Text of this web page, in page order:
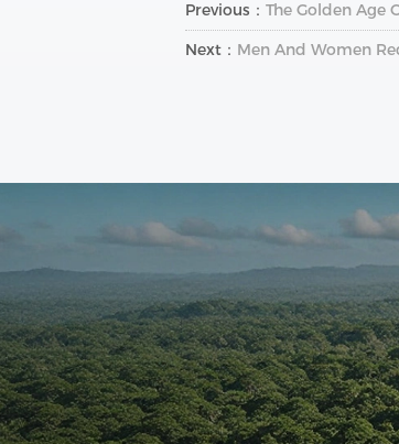
Previous： The Golden Age
Next： Men And Women